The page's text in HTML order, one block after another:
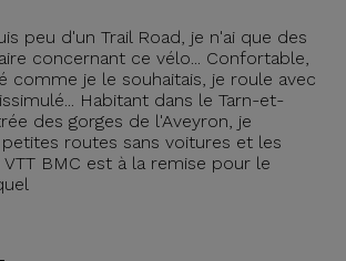
peu d'un Trail Road, je n'ai que des
concernant ce vélo... Confortable,
comme je le souhaitais, je roule avec
Habitant dans le Tarn-et-
des gorges de l'Aveyron, je
routes sans voitures et les
VTT BMC est à la remise pour le